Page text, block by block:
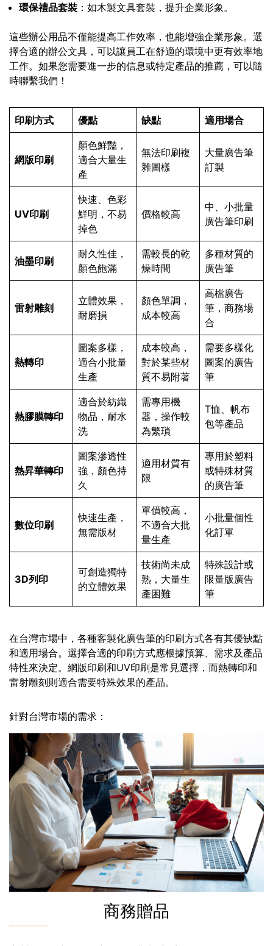
環保禮品套裝 ：如木製文具套裝，提升企業形象。
這些辦公用品不僅能提高工作效率，也能增強企業形象。選
擇合適的辦公文具，可以讓員工在舒適的環境中更有效率地
工作。如果您需要進一步的信息或特定產品的推薦，可以隨
時聯繫我們！
印刷方式 優點 缺點 適用場合
網版印刷
顏色鮮豔，
適合大量生
產
無法印刷複
雜圖樣
大量廣告筆
訂製
UV印刷
快速、色彩
鮮明，不易
掉色
價格較高
中、小批量
廣告筆印刷
油墨印刷
耐久性佳，
顏色飽滿
需較長的乾
燥時間
多種材質的
廣告筆
雷射雕刻
立體效果，
耐磨損
顏色單調，
成本較高
高檔廣告
筆，商務場
合
熱轉印
圖案多樣，
適合小批量
生產
成本較高，
對於某些材
質不易附著
需要多樣化
圖案的廣告
筆
熱膠膜轉印
適合於紡織
物品，耐水
洗
需專用機
器，操作較
為繁瑣
T恤、帆布
包等產品
熱昇華轉印
圖案滲透性
強，顏色持
久
適用材質有
限
專用於塑料
或特殊材質
的廣告筆
數位印刷
快速生產，
無需版材
單價較高，
不適合大批
量生產
小批量個性
化訂單
3D列印
可創造獨特
的立體效果
技術尚未成
熟，大量生
產困難
特殊設計或
限量版廣告
筆
在台灣市場中，各種客製化廣告筆的印刷方式各有其優缺點
和適用場合。選擇合適的印刷方式應根據預算、需求及產品
特性來決定。網版印刷和UV印刷是常見選擇，而熱轉印和
雷射雕刻則適合需要特殊效果的產品。
針對台灣市場的需求：
商務贈品